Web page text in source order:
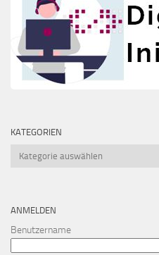
KATEGORIEN
Kategorien
ANMELDEN
Benutzername